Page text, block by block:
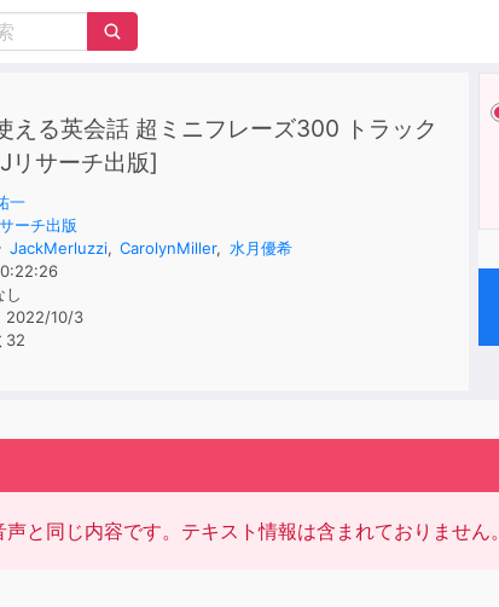
える英会話 超ミニフレーズ300 トラック
サーチ出版]
一
ーチ出版
JackMerluzzi, CarolynMiller, 水月優希
2022/10/3
32
と同じ内容です。テキスト情報は含まれておりません。